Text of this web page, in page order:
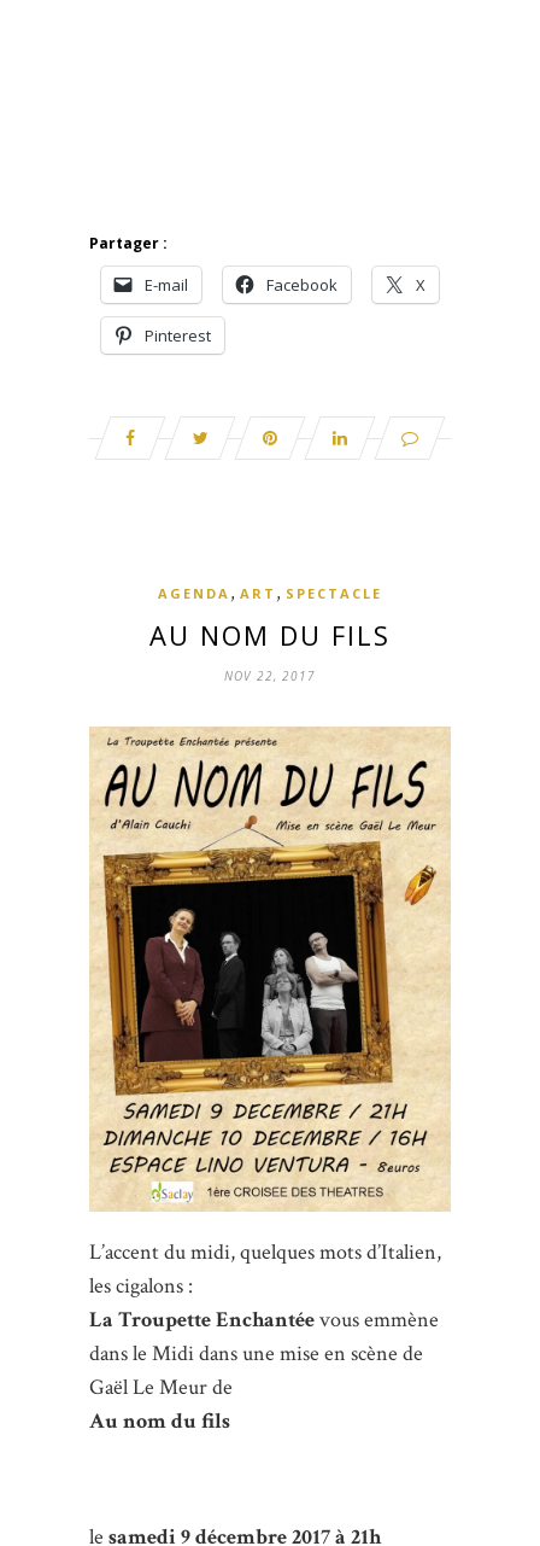
Partager :
E-mail Facebook X
Pinterest
AGENDA , ART , SPECTACLE
AU NOM DU FILS
NOV 22, 2017
L’accent du midi, quelques mots d’Italien,
les cigalons :
La Troupette Enchantéevous emmène
dans le Midi dans une mise en scène de
Gaël Le Meur de
Au nom du fils
le samedi 9 décembre 2017 à 21h